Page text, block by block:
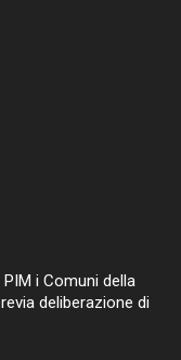
i Comuni della
deliberazione di